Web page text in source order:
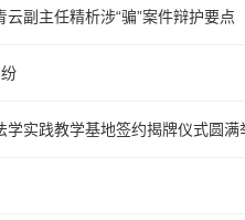
副主任精析涉“骗”案件辩护要点
实践教学基地签约揭牌仪式圆满